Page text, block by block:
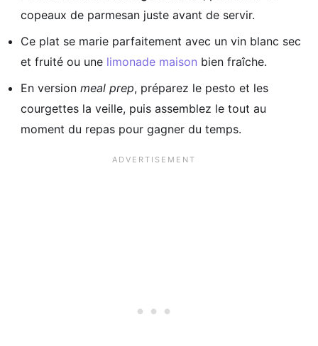
copeaux de parmesan juste avant de servir.
Ce plat se marie parfaitement avec un vin blanc sec
et fruité ou une limonade maison bien fraîche.
En version meal prep, préparez le pesto et les
courgettes la veille, puis assemblez le tout au
moment du repas pour gagner du temps.